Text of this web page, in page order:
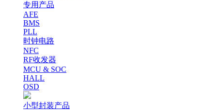
专用产品
AFE
BMS
PLL
时钟电路
NFC
RF收发器
MCU & SOC
HALL
OSD
小型封装产品